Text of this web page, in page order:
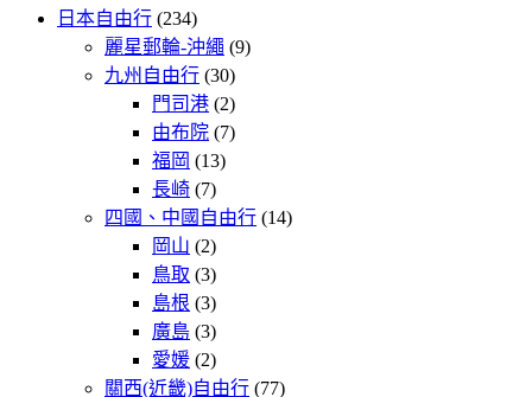
日本自由行 (234)
麗星郵輪-沖繩 (9)
九州自由行 (30)
門司港 (2)
由布院 (7)
福岡 (13)
長崎 (7)
四國、中國自由行 (14)
岡山 (2)
鳥取 (3)
島根 (3)
廣島 (3)
愛媛 (2)
關西(近畿)自由行 (77)